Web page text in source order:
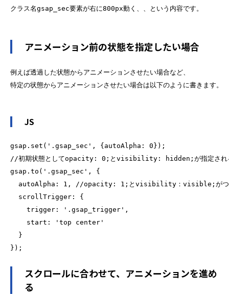
アニメーション前の状態を指定したい場合
例えば透過した状態からアニメーションさせたい場合など、
JS
gsap.set('.gsap_sec', {autoAlpha: 0});
//初期状態としてopacity: 0;とvisibility: hidden;が指定され
gsap.to('.gsap_sec', {
autoAlpha: 1, //opacity: 1;とvisibility：visible;がつ
scrollTrigger: {
trigger: '.gsap_trigger',
start: 'top center'
}
スクロールに合わせて、アニメーションを進め
る